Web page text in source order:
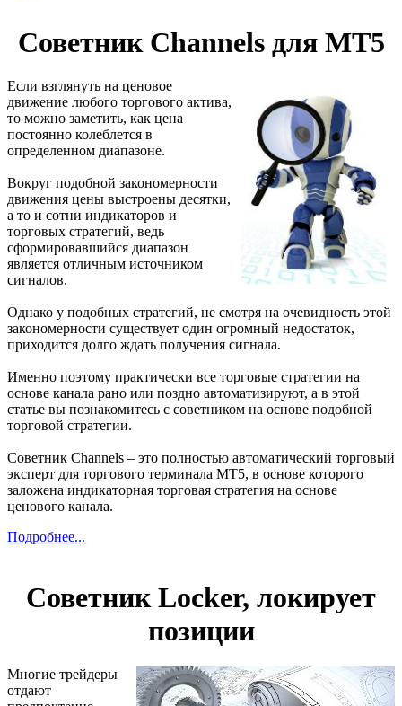
Советник Channels для МТ5
Если взглянуть на ценовое
движение любого торгового актива,
то можно заметить, как цена
постоянно колеблется в
определенном диапазоне.
Вокруг подобной закономерности
движения цены выстроены десятки,
а то и сотни индикаторов и
торговых стратегий, ведь
сформировавшийся диапазон
является отличным источником
сигналов.
Однако у подобных стратегий, не смотря на очевидность этой
закономерности существует один огромный недостаток,
приходится долго ждать получения сигнала.
Именно поэтому практически все торговые стратегии на
основе канала рано или поздно автоматизируют, а в этой
статье вы познакомитесь с советником на основе подобной
торговой стратегии.
Советник Channels – это полностью автоматический торговый
эксперт для торгового терминала МТ5, в основе которого
заложена индикаторная торговая стратегия на основе
ценового канала.
Подробнее...
Советник Locker, локирует
позиции
Многие трейдеры
отдают